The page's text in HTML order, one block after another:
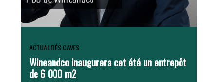
ACTUALITÉS CAVES
Wineandco inaugurera cet été un entrepôt
de 6 000 m2